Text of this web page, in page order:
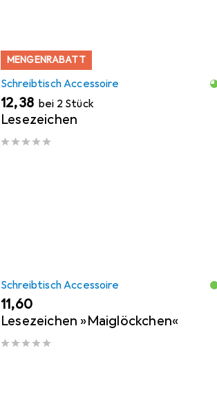
MENGENRABATT
Schreibtisch Accessoire
EUR
12,38 bei 2 Stück
Lesezeichen
Schreibtisch Accessoire
EUR
11,60
Lesezeichen »Maiglöckchen«